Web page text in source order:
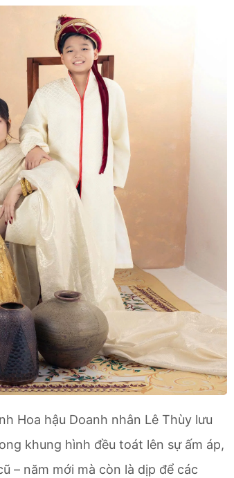
Hoa hậu Doanh nhân Lê Thùy lưu
khung hình đều toát lên sự ấm áp,
– năm mới mà còn là dịp để các